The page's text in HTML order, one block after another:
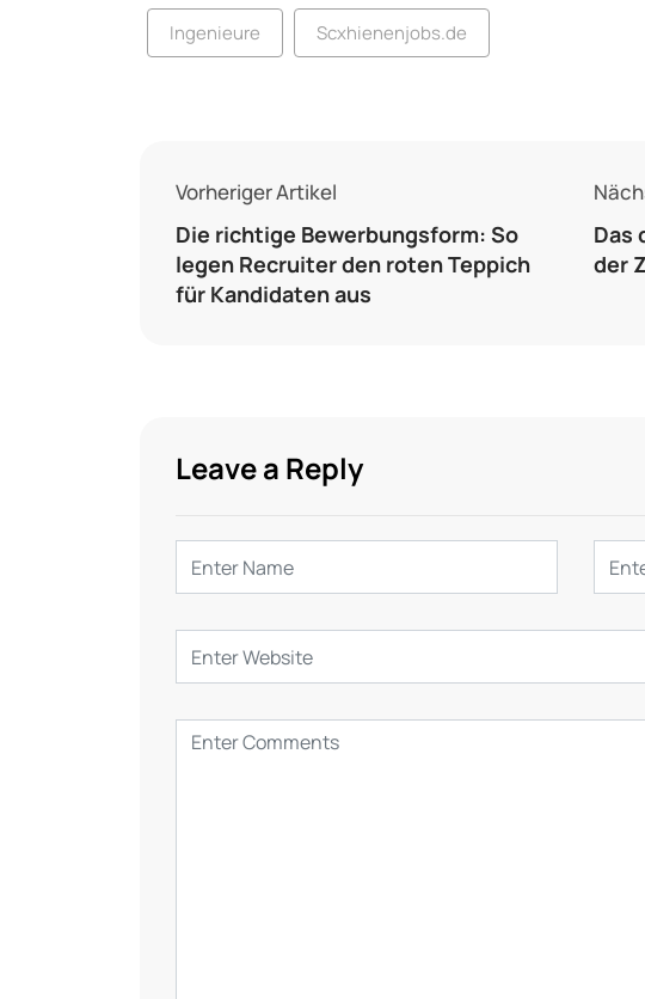
Ingenieure Scxhienenjobs.de
Vorheriger Artikel
Die richtige Bewerbungsform: So
legen Recruiter den roten Teppich
für Kandidaten aus
Das
der
Leave a Reply